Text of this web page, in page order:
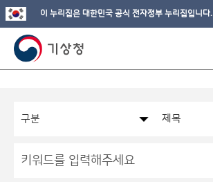
이 누리집은 대한민국 공식 전자정부 누리집입니다.